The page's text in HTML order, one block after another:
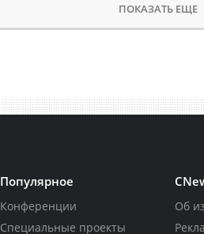
ПОКАЗАТЬ ЕЩЕ
Популярное
Конференции
Специальные проекты
Об